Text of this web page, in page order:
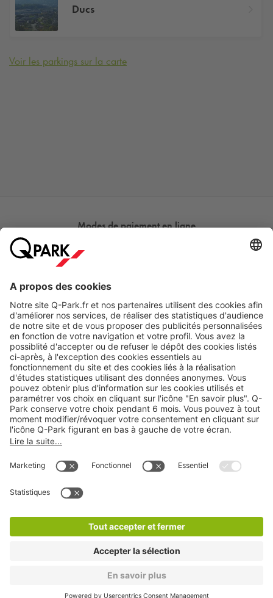
Ducs
Voir les parkings sur la carte
Modes de paiement en ligne
A propos
Nos produits
Nos services
Copyright
CGV
CGU
Informations légales
Médiation